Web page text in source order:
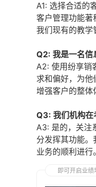
A1: 选择合适的
客户管理功能著
我们现有的教学
Q2: 我是一名信
A2: 使用纷享销
求和偏好，为
增强客户的整体
Q3: 我们机构在
A3: 是的，关注
分发挥其功能
业务的顺利进行。
即可开启业绩